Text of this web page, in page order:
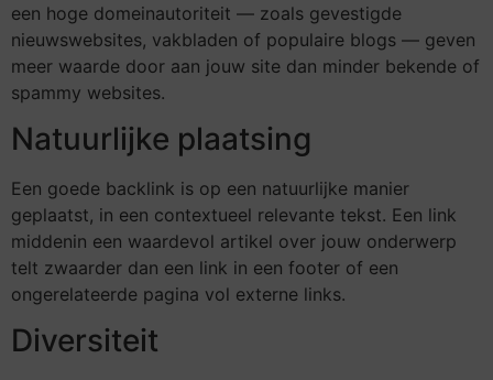
een hoge domeinautoriteit — zoals gevestigde
nieuwswebsites, vakbladen of populaire blogs — geven
meer waarde door aan jouw site dan minder bekende of
spammy websites.
Natuurlijke plaatsing
Een goede backlink is op een natuurlijke manier
geplaatst, in een contextueel relevante tekst. Een link
middenin een waardevol artikel over jouw onderwerp
telt zwaarder dan een link in een footer of een
ongerelateerde pagina vol externe links.
Diversiteit